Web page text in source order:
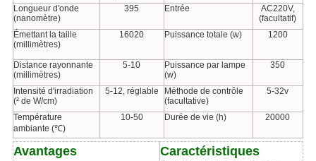
Longueur d'onde
(nanomètre)
395 Entrée
AC220V,
(facultatif)
Émettant la taille
(millimètres)
16020 Puissance totale (w) 1200
Distance rayonnante
(millimètres)
5-10
Puissance par lampe
(w)
350
Intensité d'irradiation
(² de W/cm)
5-12, réglable
Méthode de contrôle
(facultative)
5-32v
Température
ambiante (℃)
10-50 Durée de vie (h) 20000
Avantages Caractéristiques